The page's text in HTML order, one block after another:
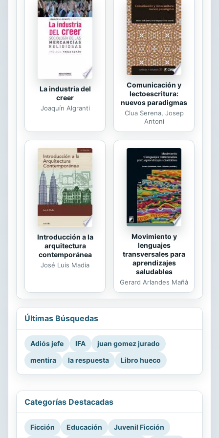
deserción en el País. En esa vía la
Universidad del Valle en los últimos
años ha venido ampliando ese
conocimiento y explorando el
fenómeno de la deserción y el
fracaso académico de manera
particular en su ...
La industria del
creer
Joaquín Algranti
Comunicación y
lectoescritura:
nuevos paradigmas
Clua Serena, Josep
Antoni
Introducción a la
arquitectura
contemporánea
José Luis Madia
Movimiento y
lenguajes
transversales para
aprendizajes
saludables
Gerard Arlandes Mañà
Últimas Búsquedas
Adiós jefe IFA
juan gomez jurado
mentira
la respuesta Libro hueco
Categorías Destacadas
Ficción Educación Juvenil Ficción